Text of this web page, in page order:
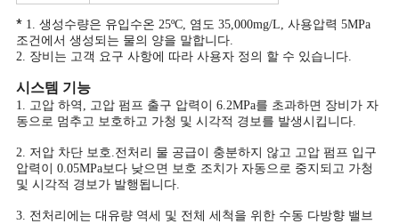
PRIVACY
POLICY
*1. 생성수량은 유입수온 25ºC, 염도 35,000mg/L, 사용압력 5MPa
조건에서 생성되는 물의 양을 말합니다.
2. 장비는 고객 요구 사항에 따라 사용자 정의 할 수 있습니다.
시스템 기능
1. 고압 하역, 고압 펌프 출구 압력이 6.2MPa를 초과하면 장비가 자
동으로 멈추고 보호하고 가청 및 시각적 경보를 발생시킵니다.
2. 저압 차단 보호.전처리 물 공급이 충분하지 않고 고압 펌프 입구
압력이 0.05MPa보다 낮으면 보호 조치가 자동으로 중지되고 가청
및 시각적 경보가 발행됩니다.
3. 전처리에는 대유량 역세 및 전체 세척을 위한 수동 다방향 밸브